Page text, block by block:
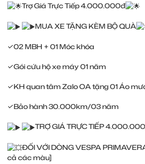
Trợ Giá Trực Tiếp 4.000.000đ
MUA XE TẶNG KÈM BỘ QUÀ
✓02 MBH + 01 Móc khóa
✓Gói cứu hộ xe máy 01 năm
✓KH quan tâm Zalo OA tặng 01 Áo
✓Bảo hành 30.000km/03 năm
TRỢ GIÁ TRỰC TIẾP
ĐỐI VỚI DÒNG VESPA
cả các màu]